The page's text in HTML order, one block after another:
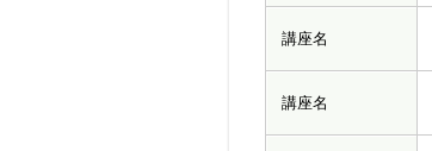
講座名
講座名